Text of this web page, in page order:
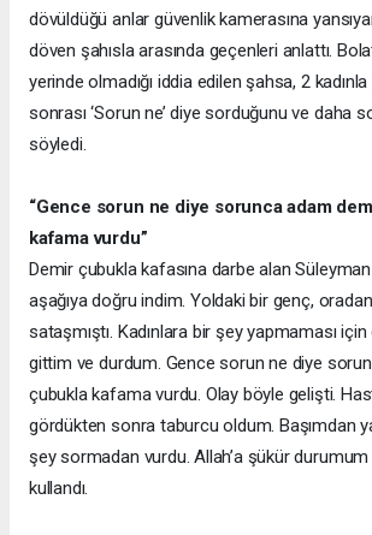
dövüldüğü anlar güvenlik kamerasına
döven şahısla arasında geçenleri anlattı.
yerinde olmadığı iddia edilen şahsa, 2 kadınla
sonrası ‘Sorun ne’ diye sorduğunu ve daha
söyledi.
“Gence sorun ne diye sorunca adam
kafama vurdu”
Demir çubukla kafasına darbe alan
aşağıya doğru indim. Yoldaki bir genç,
sataşmıştı. Kadınlara bir şey yapmaması
gittim ve durdum. Gence sorun ne diye
çubukla kafama vurdu. Olay böyle gelişti.
gördükten sonra taburcu oldum. Başımdan
şey sormadan vurdu. Allah’a şükür durumum
kullandı.